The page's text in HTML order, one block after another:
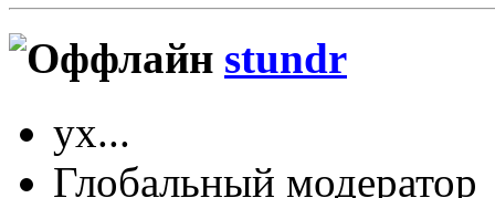
stundr
ух...
Глобальный модератор